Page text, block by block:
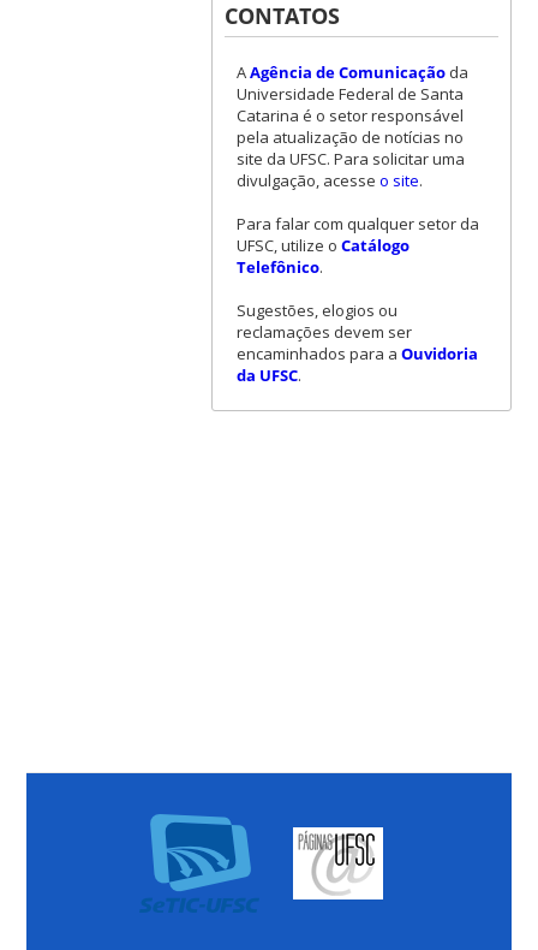
CONTATOS
AAgência de Comunicaçãoda
Universidade Federal de Santa
Catarina é o setor responsável
pela atualização de notícias no
site da UFSC. Para solicitar uma
divulgação, acesse o site.
Para falar com qualquer setor da
UFSC, utilize o Catálogo
Telefônico.
Sugestões, elogios ou
reclamações devem ser
encaminhados para a Ouvidoria
da UFSC.